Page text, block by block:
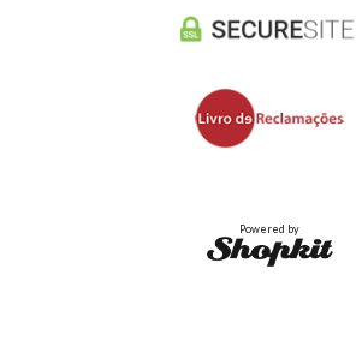
Powered by